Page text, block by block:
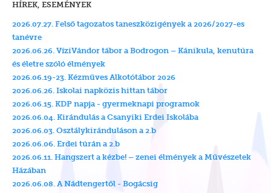
HÍREK, ESEMÉNYEK
2026.07.27. Felső tagozatos taneszközigények a 2026/2027-es
tanévre
2026.06.26. VíziVándor tábor a Bodrogon – Kánikula, kenutúra
és életre szóló élmények
2026.06.19-23. Kézműves Alkotótábor 2026
2026.06.26. Iskolai napközis hittan tábor
2026.06.15. KDP napja - gyermeknapi programok
2026.06.04. Kirándulás a Csanyiki Erdei Iskolába
2026.06.03. Osztálykiránduláson a 2.b
2026.06.06. Erdei túrán a 2.b
2026.06.11. Hangszert a kézbe! – zenei élmények a Művészetek
Házában
2026.06.08. A Nádtengertől - Bogácsig